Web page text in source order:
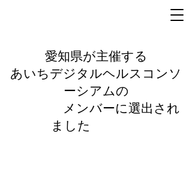
​愛知県が主催する
あいちデジタルヘルスコンソ
ーシアムの
メンバーに選出され
ました